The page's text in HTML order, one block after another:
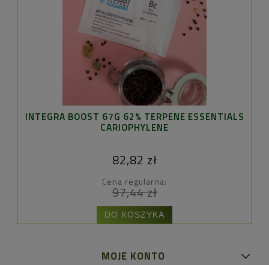
INTEGRA BOOST 67G 62% TERPENE ESSENTIALS
CARIOPHYLENE
82,82 zł
Cena regularna:
97,44 zł
DO KOSZYKA
MOJE KONTO